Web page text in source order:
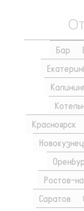
Бар
Красноярск
Ростов-
Саратов